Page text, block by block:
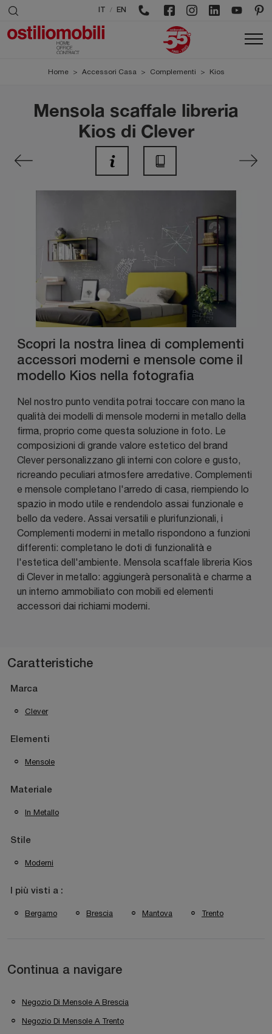
/ EN
Home > Accessori Casa > Complementi > Kios
Mensola scaffale libreria
Kios di Clever
Scopri la nostra linea di complementi
accessori moderni e mensole come il
modello Kios nella fotografia
Nel nostro punto vendita potrai toccare con mano la
qualità dei modelli di mensole moderni in metallo della
firma, proprio come questa soluzione in foto. Le
composizioni di grande valore estetico del brand
Clever personalizzano gli interni con colore e gusto,
ricreando peculiari atmosfere arredative. Complementi
e mensole completano l'arredo di casa, riempiendo lo
spazio in modo utile e rendendolo assai funzionale e
bello da vedere. Assai versatili e plurifunzionali, i
Complementi moderni in metallo rispondono a funzioni
differenti: completano le doti di funzionalità e
l'estetica dell'ambiente. Mensola scaffale libreria Kios
di Clever in metallo: aggiungerà personalità e charme a
un interno ammobiliato con mobili ed elementi
accessori dai richiami moderni.
Caratteristiche
Marca
Clever
Elementi
Mensole
Materiale
In Metallo
Stile
Moderni
I più visti a :
Bergamo Brescia Mantova Trento
Continua a navigare
Negozio Di Mensole A Brescia
Negozio Di Mensole A Trento